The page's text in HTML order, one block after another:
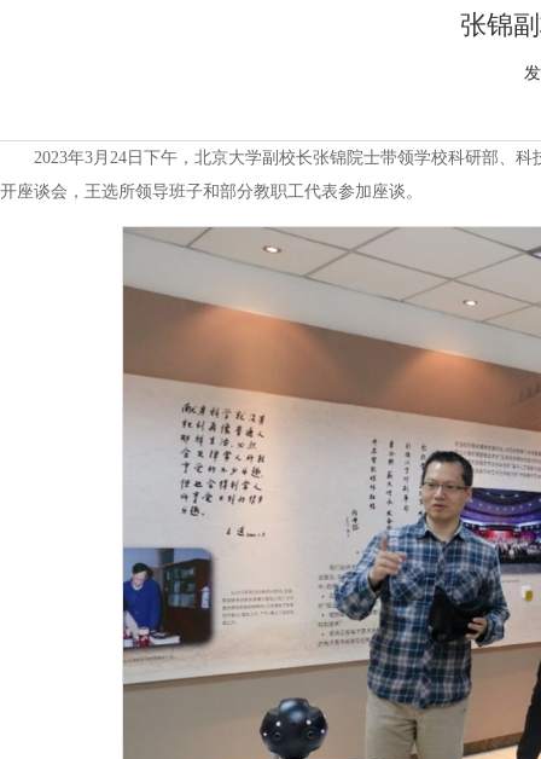
张锦
2023年3月24日下午，北京大学副校长张锦院士带领学校科研部、
开座谈会，王选所领导班子和部分教职工代表参加座谈。